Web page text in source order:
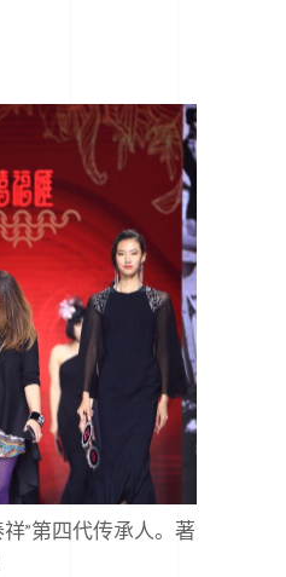
”第四代传承人。著